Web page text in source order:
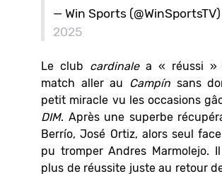
— Win Sports (@WinSportsTV)
2025
Le club cardinalea « réussi »
match aller au
Campín sans
petit miracle vu les occasions
DIM. Après une superbe
Berrío, José Ortiz, alors seul
pu tromper Andres Marmolejo.
plus de réussite juste au retour